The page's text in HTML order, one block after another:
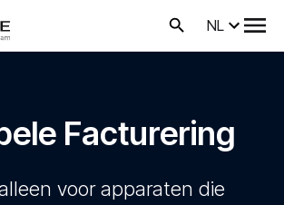
NL
Facturering
voor apparaten die